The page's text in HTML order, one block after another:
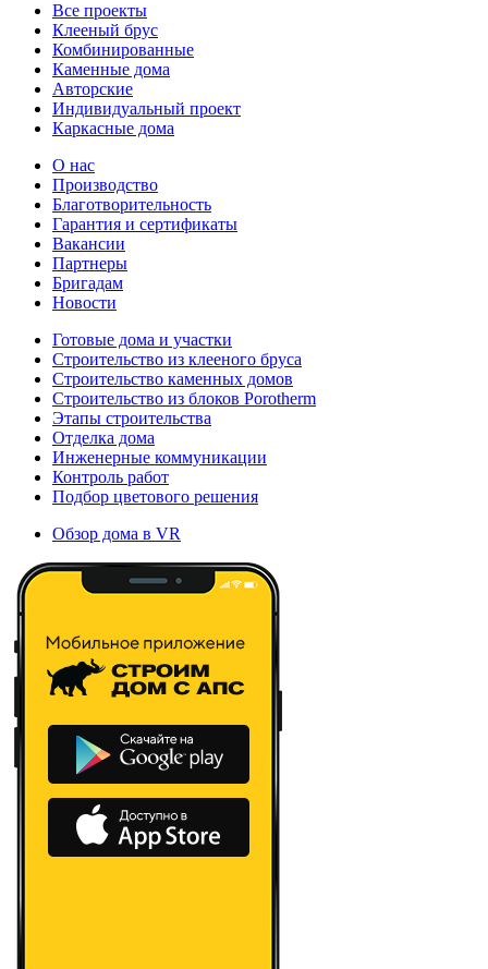
Все проекты
Клееный брус
Комбинированные
Каменные дома
Авторские
Индивидуальный проект
Каркасные дома
О нас
Производство
Благотворительность
Гарантия и сертификаты
Вакансии
Партнеры
Бригадам
Новости
Готовые дома и участки
Строительство из клееного бруса
Строительство каменных домов
Строительство из блоков Porotherm
Этапы строительства
Отделка дома
Инженерные коммуникации
Контроль работ
Подбор цветового решения
Обзор дома в VR